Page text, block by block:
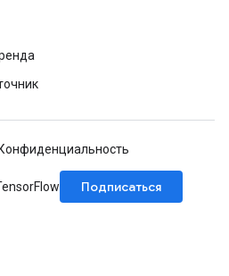
Конфиденциальность
Подписаться